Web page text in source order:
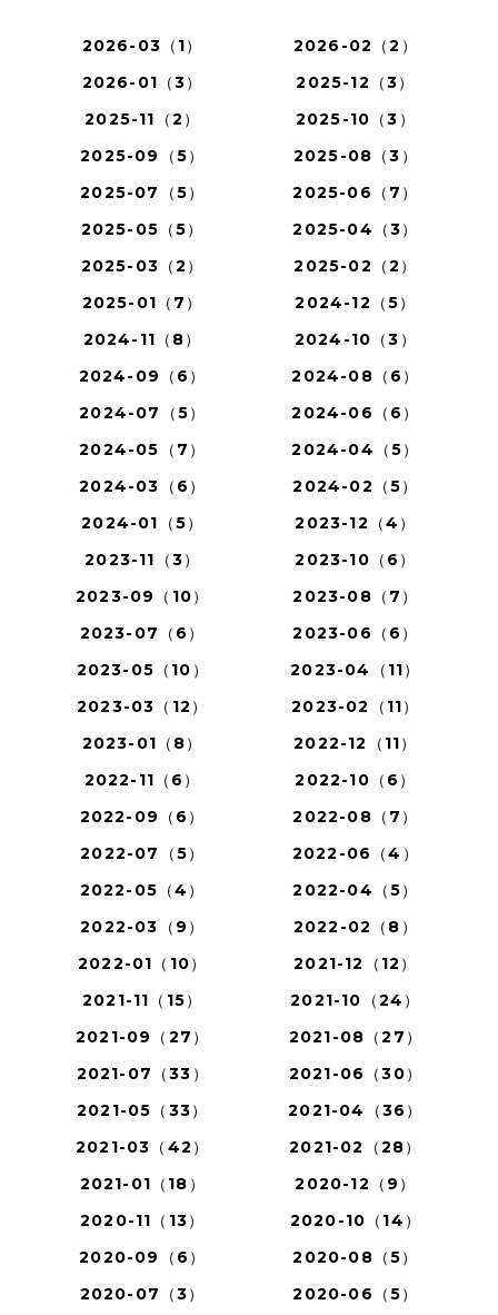
2026-03（1）
2026-02（2）
2026-01（3）
2025-12（3）
2025-11（2）
2025-10（3）
2025-09（5）
2025-08（3）
2025-07（5）
2025-06（7）
2025-05（5）
2025-04（3）
2025-03（2）
2025-02（2）
2025-01（7）
2024-12（5）
2024-11（8）
2024-10（3）
2024-09（6）
2024-08（6）
2024-07（5）
2024-06（6）
2024-05（7）
2024-04（5）
2024-03（6）
2024-02（5）
2024-01（5）
2023-12（4）
2023-11（3）
2023-10（6）
2023-09（10）
2023-08（7）
2023-07（6）
2023-06（6）
2023-05（10）
2023-04（11）
2023-03（12）
2023-02（11）
2023-01（8）
2022-12（11）
2022-11（6）
2022-10（6）
2022-09（6）
2022-08（7）
2022-07（5）
2022-06（4）
2022-05（4）
2022-04（5）
2022-03（9）
2022-02（8）
2022-01（10）
2021-12（12）
2021-11（15）
2021-10（24）
2021-09（27）
2021-08（27）
2021-07（33）
2021-06（30）
2021-05（33）
2021-04（36）
2021-03（42）
2021-02（28）
2021-01（18）
2020-12（9）
2020-11（13）
2020-10（14）
2020-09（6）
2020-08（5）
2020-07（3）
2020-06（5）